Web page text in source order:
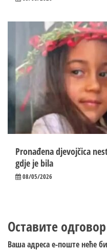
Pronađena djevojčica
gdje je bila
08/05/2026
Оставите одговор
Ваша адреса е-поште неће